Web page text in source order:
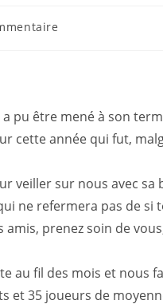
pu être mené à son
année qui fut,
veiller sur nous avec sa
ne refermera pas de si
prenez soin de
au fil des mois et nous
35 joueurs de